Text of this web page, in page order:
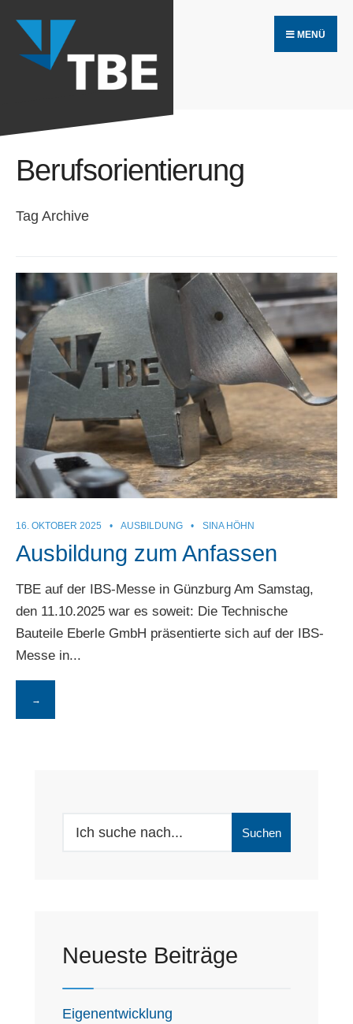
Skip
content
MENÜ
Berufsorientierung
Tag Archive
16. OKTOBER 2025 • AUSBILDUNG • SINA HÖHN
Ausbildung zum Anfassen
TBE auf der IBS-Messe in Günzburg Am Samstag,
den 11.10.2025 war es soweit: Die Technische
Bauteile Eberle GmbH präsentierte sich auf der IBS-
Messe in...
→
Search
Suchen
Neueste Beiträge
Eigenentwicklung